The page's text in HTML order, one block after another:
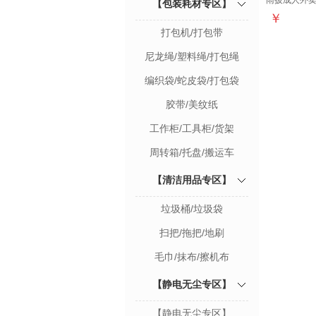
【包装耗材专区】
打包机/打包带
尼龙绳/塑料绳/打包绳
编织袋/蛇皮袋/打包袋
胶带/美纹纸
工作柜/工具柜/货架
周转箱/托盘/搬运车
【清洁用品专区】
垃圾桶/垃圾袋
扫把/拖把/地刷
毛巾/抹布/擦机布
【静电无尘专区】
【静电无尘专区】
￥